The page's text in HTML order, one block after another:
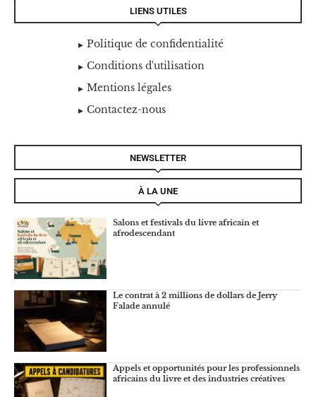
LIENS UTILES
Politique de confidentialité
Conditions d'utilisation
Mentions légales
Contactez-nous
NEWSLETTER
À LA UNE
Salons et festivals du livre africain et
afrodescendant
Le contrat à 2 millions de dollars de Jerry
Falade annulé
Appels et opportunités pour les professionnels
africains du livre et des industries créatives